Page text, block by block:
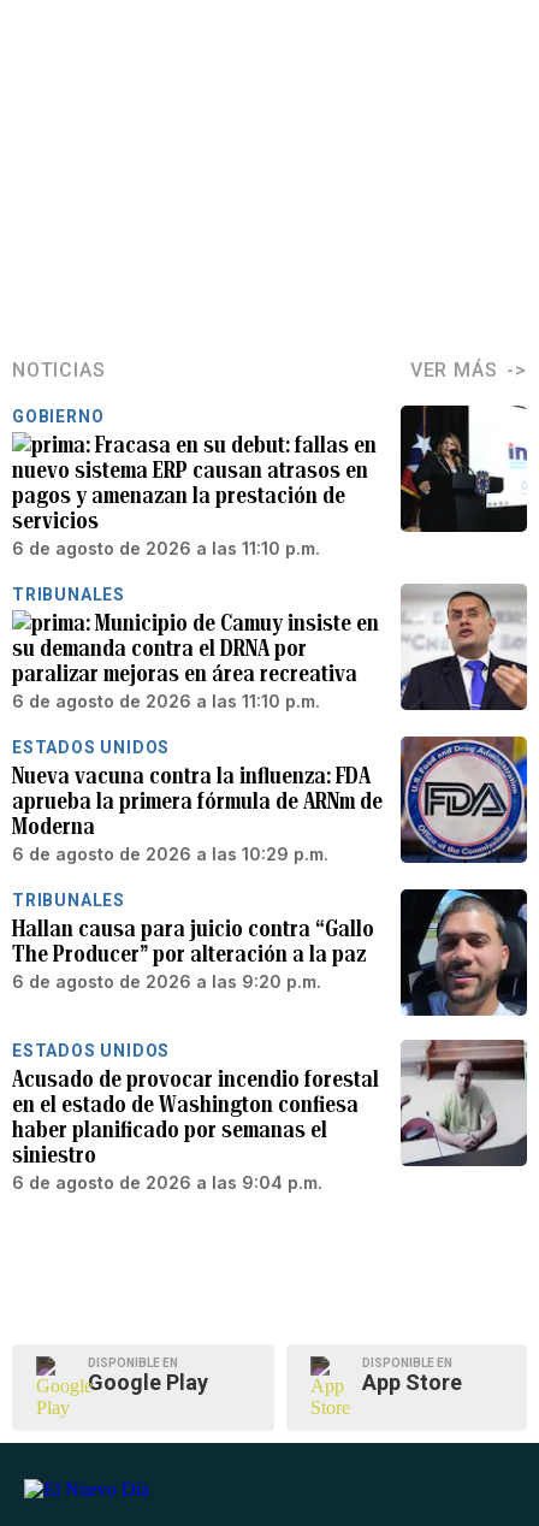
NOTICIAS VER MÁS
GOBIERNO
Fracasa en su debut: fallas en
nuevo sistema ERP causan atrasos en
pagos y amenazan la prestación de
servicios
6 de agosto de 2026 a las 11:10 p.m.
TRIBUNALES
Municipio de Camuy insiste en
su demanda contra el DRNA por
paralizar mejoras en área recreativa
6 de agosto de 2026 a las 11:10 p.m.
ESTADOS UNIDOS
Nueva vacuna contra la influenza: FDA
aprueba la primera fórmula de ARNm de
Moderna
6 de agosto de 2026 a las 10:29 p.m.
TRIBUNALES
Hallan causa para juicio contra “Gallo
The Producer” por alteración a la paz
6 de agosto de 2026 a las 9:20 p.m.
ESTADOS UNIDOS
Acusado de provocar incendio forestal
en el estado de Washington confiesa
haber planificado por semanas el
siniestro
6 de agosto de 2026 a las 9:04 p.m.
DISPONIBLE EN
Google Play
DISPONIBLE EN
App Store